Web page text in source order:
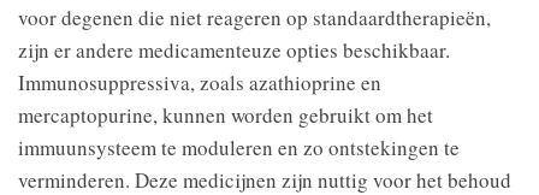
voor degenen die niet reageren op standaardtherapieën,
zijn er andere medicamenteuze opties beschikbaar.
Immunosuppressiva, zoals azathioprine en
mercaptopurine, kunnen worden gebruikt om het
immuunsysteem te moduleren en zo ontstekingen te
verminderen. Deze medicijnen zijn nuttig voor het behoud